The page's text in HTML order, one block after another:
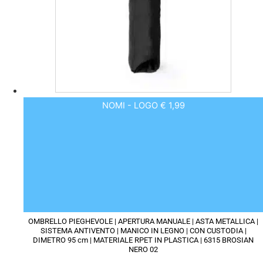
scelte
nella
pagina
prodotto
NOMI - LOGO € 1,99
OMBRELLO PIEGHEVOLE | APERTURA MANUALE | ASTA METALLICA |
SISTEMA ANTIVENTO | MANICO IN LEGNO | CON CUSTODIA |
DIMETRO 95 cm | MATERIALE RPET IN PLASTICA | 6315 BROSIAN
NERO 02